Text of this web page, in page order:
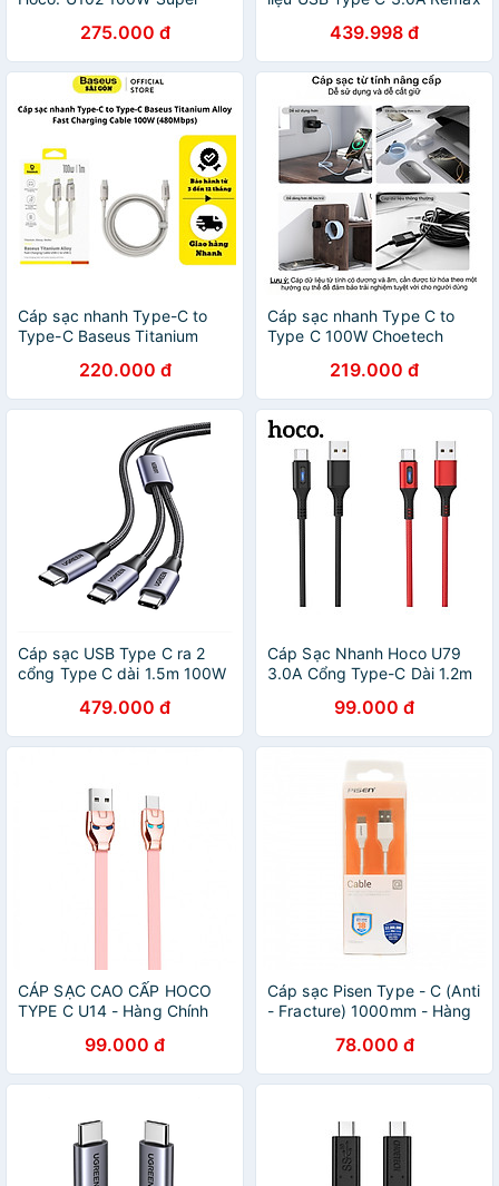
Dài 1.5m Dây Dù Siêu Bền
Hàng Chính Hãng
275.000 đ
Type C QC3.0 Cáp typec
andoird - Hàng Chính Hãng
Remax
439.998 đ
Cáp sạc nhanh Type-C to
Type-C Baseus Titanium
100W (480Mbps) - Hàng
chính hãng
220.000 đ
Cáp sạc nhanh Type C to
Type C 100W Choetech
Hàng chính hãng
219.000 đ
Cáp sạc USB Type C ra 2
cổng Type C dài 1.5m 100W
Hàng Chính Hãng
479.000 đ
Cáp Sạc Nhanh Hoco U79
3.0A Cổng Type-C Dài 1.2m
99.000 đ
CÁP SẠC CAO CẤP HOCO
TYPE C U14 - Hàng Chính
99.000 đ
Cáp sạc Pisen Type - C (Anti
- Fracture) 1000mm - Hàng
78.000 đ